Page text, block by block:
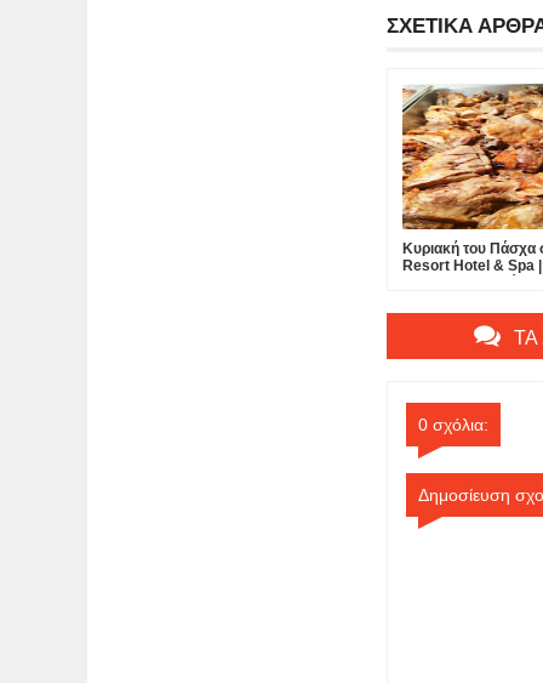
ΣΧΕΤΙΚΑ
Κυριακή του Πάσχα
Resort Hotel & Spa
ΤΑ
0 σχόλια:
Δημοσίευση